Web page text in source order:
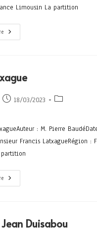
Limousin La partition
18/03/2023
: M. Pierre
Francis LatxagueRégion :
partition
Duisabou